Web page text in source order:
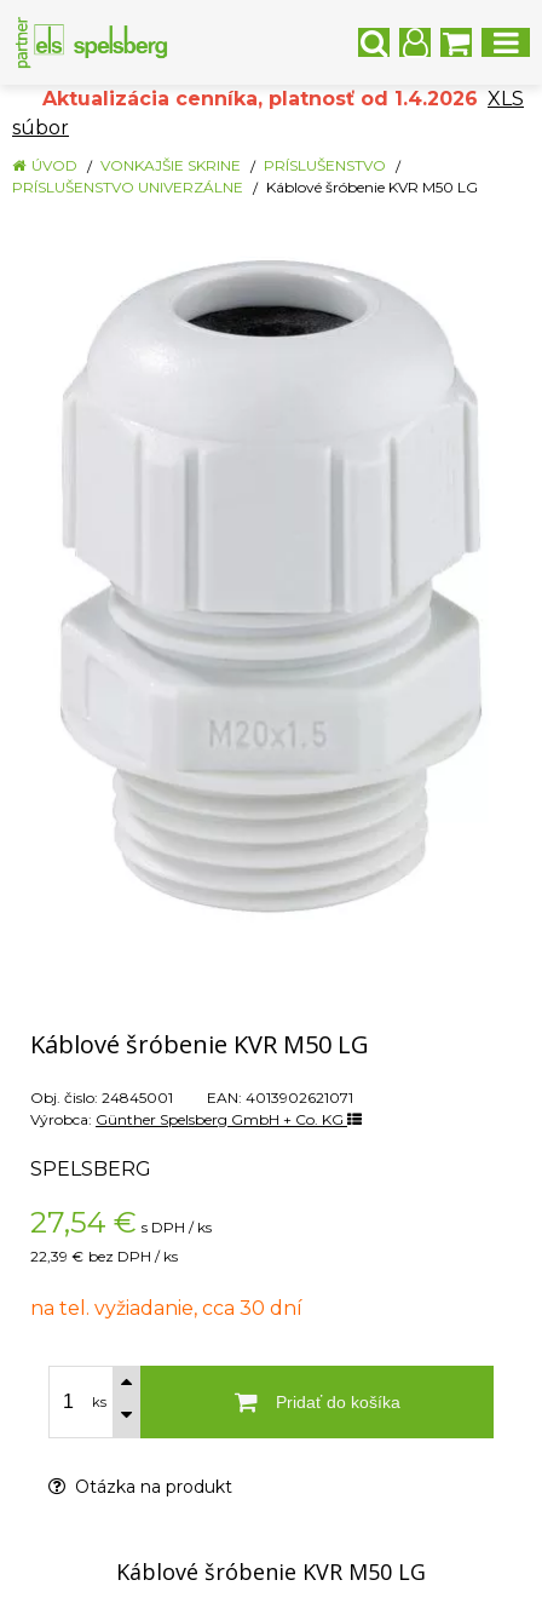
Aktualizácia cenníka, platnosť od 1.4.2026 XLS
súbor
ÚVOD VONKAJŠIE SKRINE
PRÍSLUŠENSTVO
PRÍSLUŠENSTVO UNIVERZÁLNE
Káblové šróbenie KVR M50 LG
Káblové šróbenie KVR M50 LG
Obj. čislo: 24845001 EAN: 4013902621071
Výrobca: Günther Spelsberg GmbH + Co. KG
SPELSBERG
27,54 € s DPH / ks
22,39 € bez DPH / ks
na tel. vyžiadanie, cca 30 dní
ks Pridať do košíka
Otázka na produkt
Káblové šróbenie KVR M50 LG